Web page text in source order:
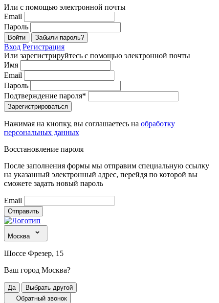
Или с помощью электронной почты
Email
Пароль
Войти Забыли пароль?
Вход Регистрация
Или зарегистрируйтесь с помощью электронной почты
Имя
Email
Пароль
Подтверждение пароля*
Зарегистрироваться
Нажимая на кнопку, вы соглашаетесь на обработку
персональных данных
Восстановление пароля
После заполнения формы мы отправим специальную ссылку
на указанный электронный адрес, перейдя по которой вы
сможете задать новый пароль
Email
Отправить
Москва
Шоссе Фрезер, 15
Ваш город Москва?
Да
Выбрать другой
Обратный звонок